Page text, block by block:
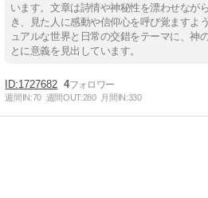
います。文章は詩情や神秘性を漂わせなが
き、見た人に感動や信仰心を呼び覚ますよ
ュアルな世界と日常の交錯をテーマに、神
とに意義を見出しています。
1727682 4
週間IN:70 週間OUT:280 月間IN:330